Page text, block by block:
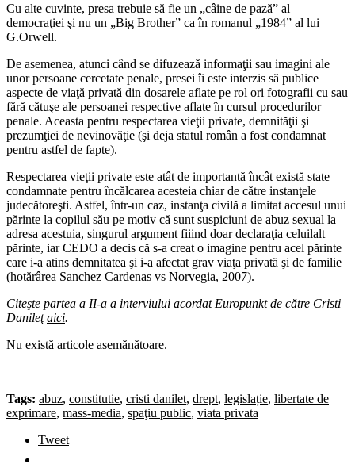
Cu alte cuvinte, presa trebuie să fie un „câine de pază” al
democraţiei şi nu un „Big Brother” ca în romanul „1984” al lui
G.Orwell.
De asemenea, atunci când se difuzează informaţii sau imagini ale
unor persoane cercetate penale, presei îi este interzis să publice
aspecte de viaţă privată din dosarele aflate pe rol ori fotografii cu sau
fără cătuşe ale persoanei respective aflate în cursul procedurilor
penale. Aceasta pentru respectarea vieţii private, demnităţii şi
prezumţiei de nevinovăţie (şi deja statul român a fost condamnat
pentru astfel de fapte).
Respectarea vieţii private este atât de importantă încât există state
condamnate pentru încălcarea acesteia chiar de către instanţele
judecătoreşti. Astfel, într-un caz, instanţa civilă a limitat accesul unui
părinte la copilul său pe motiv că sunt suspiciuni de abuz sexual la
adresa acestuia, singurul argument fiiind doar declaraţia celuilalt
părinte, iar CEDO a decis că s-a creat o imagine pentru acel părinte
care i-a atins demnitatea şi i-a afectat grav viaţa privată şi de familie
(hotărârea Sanchez Cardenas vs Norvegia, 2007).
Citeşte partea a II-a a interviului acordat Europunkt de către Cristi
Danileţaici.
Nu există articole asemănătoare.
Tags: abuz, constitutie, cristi danilet, drept, legislație, libertate de
exprimare, mass-media, spaţiu public, viata privata
Tweet